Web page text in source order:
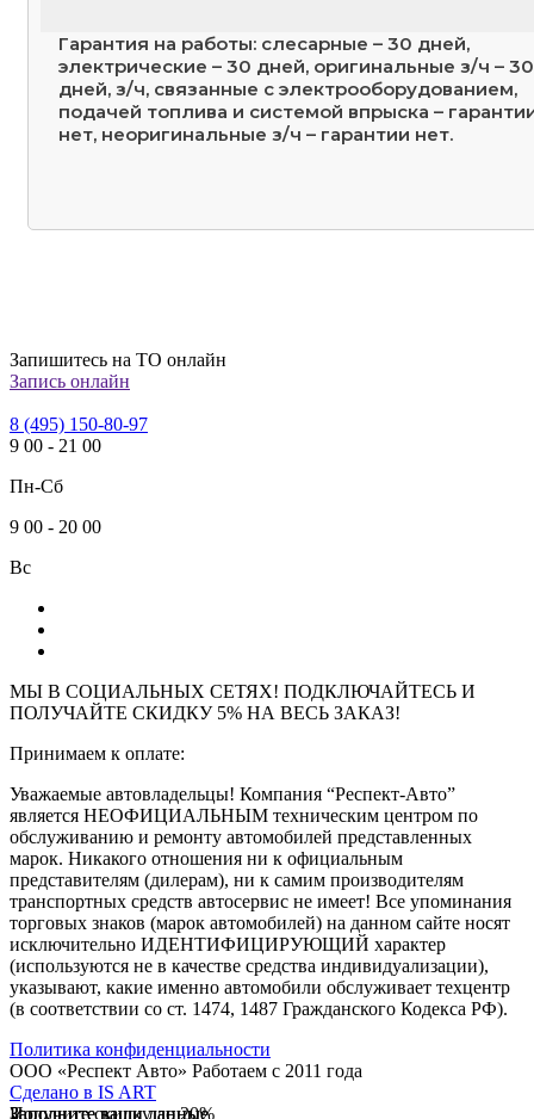
Гарантия на работы: слесарные – 30 дней,
электрические – 30 дней, оригинальные з/ч – 30
дней, з/ч, связанные с электрооборудованием,
подачей топлива и системой впрыска –
нет, неоригинальные з/ч – гарантии нет.
Запишитесь на ТО онлайн
Запись онлайн
8 (495) 150-80-97
9 00 - 21 00
Пн-Сб
9 00 - 20 00
Вс
МЫ В СОЦИАЛЬНЫХ СЕТЯХ! ПОДКЛЮЧАЙТЕСЬ И
ПОЛУЧАЙТЕ СКИДКУ 5% НА ВЕСЬ ЗАКАЗ!
Принимаем к оплате:
Уважаемые автовладельцы! Компания “Респект-Авто”
является НЕОФИЦИАЛЬНЫМ техническим центром по
обслуживанию и ремонту автомобилей представленных
марок. Никакого отношения ни к официальным
представителям (дилерам), ни к самим производителям
транспортных средств автосервис не имеет! Все упоминания
торговых знаков (марок автомобилей) на данном сайте носят
исключительно ИДЕНТИФИЦИРУЮЩИЙ характер
(используются не в качестве средства индивидуализации),
указывают, какие именно автомобили обслуживает техцентр
(в соответствии со ст. 1474, 1487 Гражданского Кодекса РФ).
Политика конфиденциальности
ООО «Респект Авто» Работаем с 2011 года
Сделано в IS ART
Заполните ваши данные
Получите скидку до 20%
Заполните ваши данные
✓